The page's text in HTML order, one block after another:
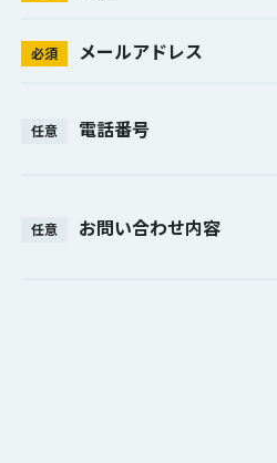
必須 メールアドレス
任意 電話番号
任意 お問い合わせ内容